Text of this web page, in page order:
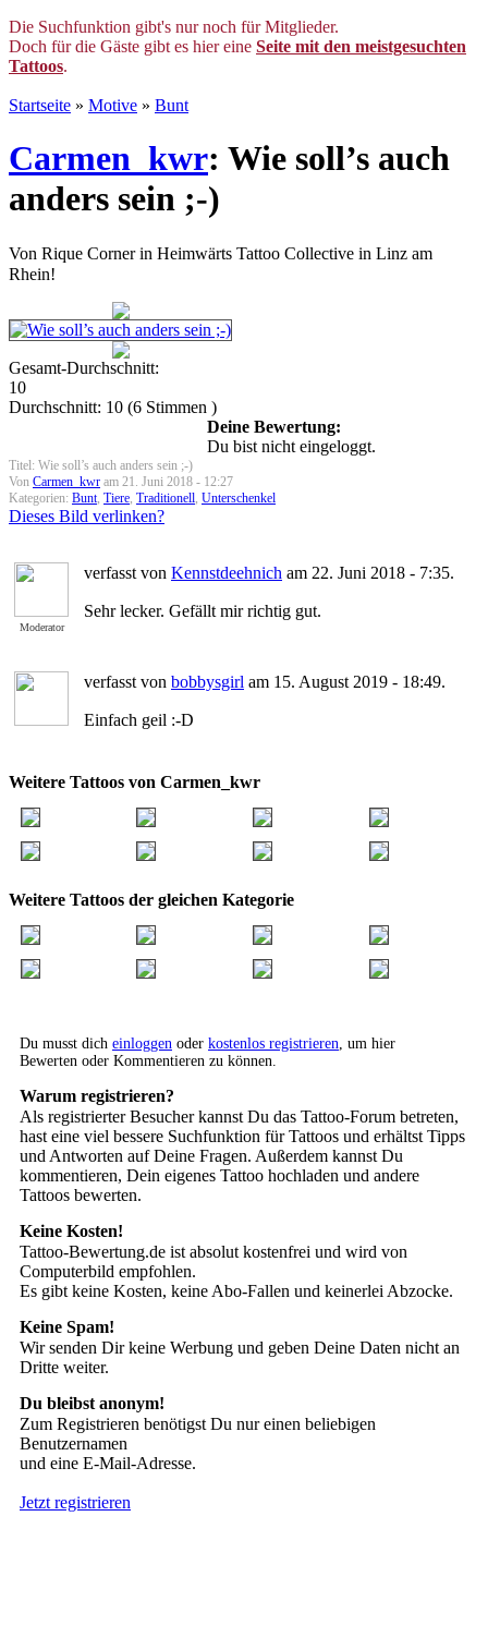
Die Suchfunktion gibt's nur noch für Mitglieder.
Doch für die Gäste gibt es hier eine Seite mit den meistgesuchten
Tattoos.
Startseite » Motive » Bunt
Carmen_kwr: Wie soll’s auch
anders sein ;-)
Von Rique Corner in Heimwärts Tattoo Collective in Linz am
Rhein!
Gesamt-Durchschnitt:
10
Durchschnitt: 10 (6 Stimmen )
Deine Bewertung:
Du bist nicht eingeloggt.
Titel: Wie soll’s auch anders sein ;-)
Von Carmen_kwr am 21. Juni 2018 - 12:27
Kategorien: Bunt, Tiere, Traditionell, Unterschenkel
Dieses Bild verlinken?
Moderator
verfasst von Kennstdeehnich am 22. Juni 2018 - 7:35.
Sehr lecker. Gefällt mir richtig gut.
verfasst von bobbysgirl am 15. August 2019 - 18:49.
Einfach geil :-D
Weitere Tattoos von Carmen_kwr
Weitere Tattoos der gleichen Kategorie
Du musst dich einloggen oder kostenlos registrieren , um hier
Bewerten oder Kommentieren zu können.
Warum registrieren?
Als registrierter Besucher kannst Du das Tattoo-Forum betreten,
hast eine viel bessere Suchfunktion für Tattoos und erhältst Tipps
und Antworten auf Deine Fragen. Außerdem kannst Du
kommentieren, Dein eigenes Tattoo hochladen und andere
Tattoos bewerten.
Keine Kosten!
Tattoo-Bewertung.de ist absolut kostenfrei und wird von
Computerbild empfohlen.
Es gibt keine Kosten, keine Abo-Fallen und keinerlei Abzocke.
Keine Spam!
Wir senden Dir keine Werbung und geben Deine Daten nicht an
Dritte weiter.
Du bleibst anonym!
Zum Registrieren benötigst Du nur einen beliebigen
Benutzernamen
und eine E-Mail-Adresse.
Jetzt registrieren